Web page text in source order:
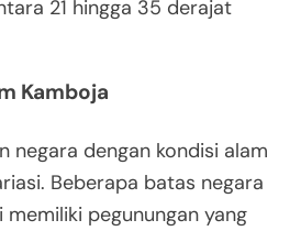
21 hingga 35 derajat
Kamboja
negara dengan kondisi alam
Beberapa batas negara
pegunungan yang